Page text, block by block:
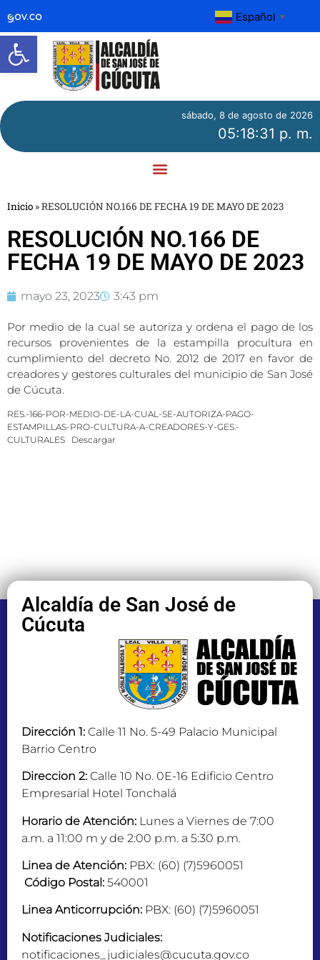
Abrir barra de herramientas
Español ▼
sábado, 8 de agosto de 2026
05:18:31 p. m.
Inicio »RESOLUCIÓN NO.166 DE FECHA 19 DE MAYO DE 2023
RESOLUCIÓN NO.166 DE
FECHA 19 DE MAYO DE 2023
mayo 23, 2023 3:43 pm
Por medio de la cual se autoriza y ordena el pago de los
recursos provenientes de la estampilla procultura en
cumplimiento del decreto No. 2012 de 2017 en favor de
creadores y gestores culturales del municipio de San José
de Cúcuta.
RES.-166-POR-MEDIO-DE-LA-CUAL-SE-AUTORIZA-PAGO-
ESTAMPILLAS-PRO-CULTURA-A-CREADORES-Y-GES.-
CULTURALES
Descargar
Alcaldía de San José de
Cúcuta
Dirección 1: Calle 11 No. 5-49 Palacio Municipal
Barrio Centro
Direccion 2: Calle 10 No. 0E-16 Edificio Centro
Empresarial Hotel Tonchalá
Horario de Atención: Lunes a Viernes de 7:00
a.m. a 11:00 m y de 2:00 p.m. a 5:30 p.m.
Linea de Atención: PBX: (60) (7)5960051
Código Postal: 540001
Linea Anticorrupción: PBX: (60) (7)5960051
Notificaciones Judiciales:
notificaciones_judiciales@cucuta.gov.co